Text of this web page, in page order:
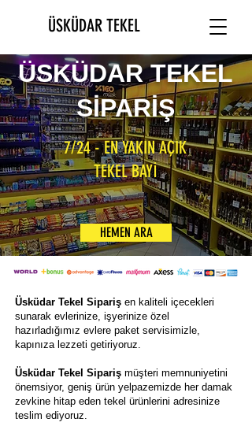
ÜSKÜDAR TEKEL
ÜSKÜDAR TEKEL
SİPARİŞ
7/24 - EN YAKIN AÇIK
TEKEL BAYİ
HEMEN ARA
Üsküdar Tekel Sipariş en kaliteli içecekleri
sunarak evlerinize, işyerinize özel
hazırladığımız evlere paket servisimizle,
kapınıza lezzeti getiriyoruz.
Üsküdar Tekel Sipariş müşteri memnuniyetini
önemsiyor, geniş ürün yelpazemizde her damak
zevkine hitap eden tekel ürünlerini adresinize
teslim ediyoruz.